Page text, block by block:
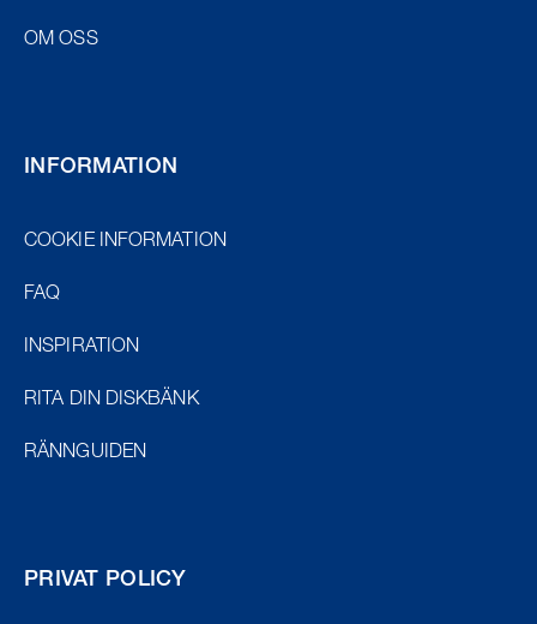
OM OSS
INFORMATION
COOKIE INFORMATION
FAQ
INSPIRATION
RITA DIN DISKBÄNK
RÄNNGUIDEN
PRIVAT POLICY